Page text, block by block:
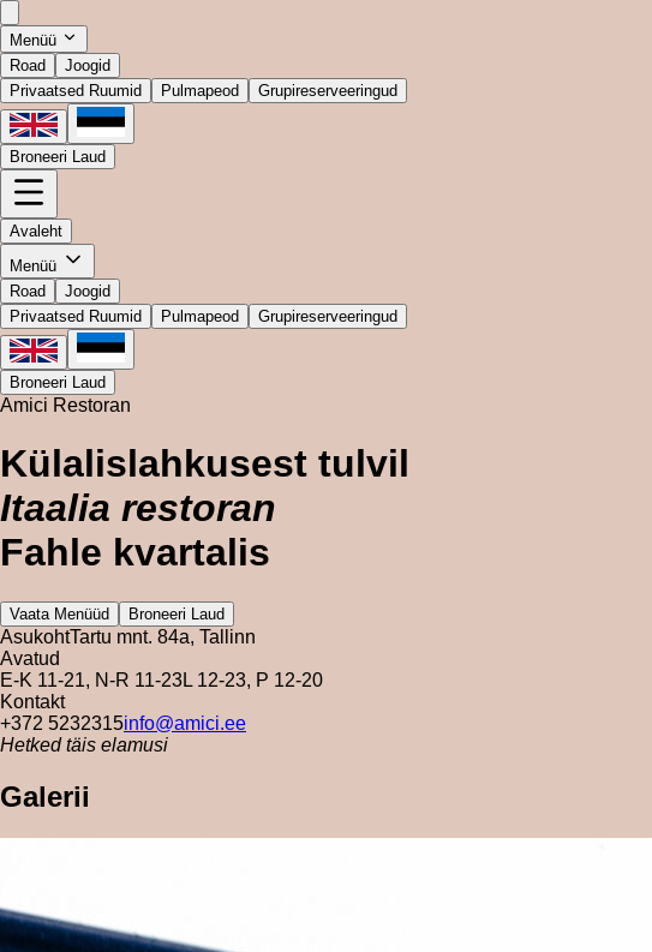
Menüü
Road
Joogid
Privaatsed Ruumid
Pulmapeod Grupireserveeringud
Broneeri Laud
Avaleht
Menüü
Road
Joogid
Privaatsed Ruumid
Pulmapeod Grupireserveeringud
Broneeri Laud
Amici Restoran
Külalislahkusest tulvil
Itaalia restoran
Fahle kvartalis
Vaata Menüüd Broneeri Laud
AsukohtTartu mnt. 84a, Tallinn
Avatud
E-K 11-21, N-R 11-23L 12-23, P 12-20
Kontakt
+372 5232315info@amici.ee
Hetked täis elamusi
Galerii